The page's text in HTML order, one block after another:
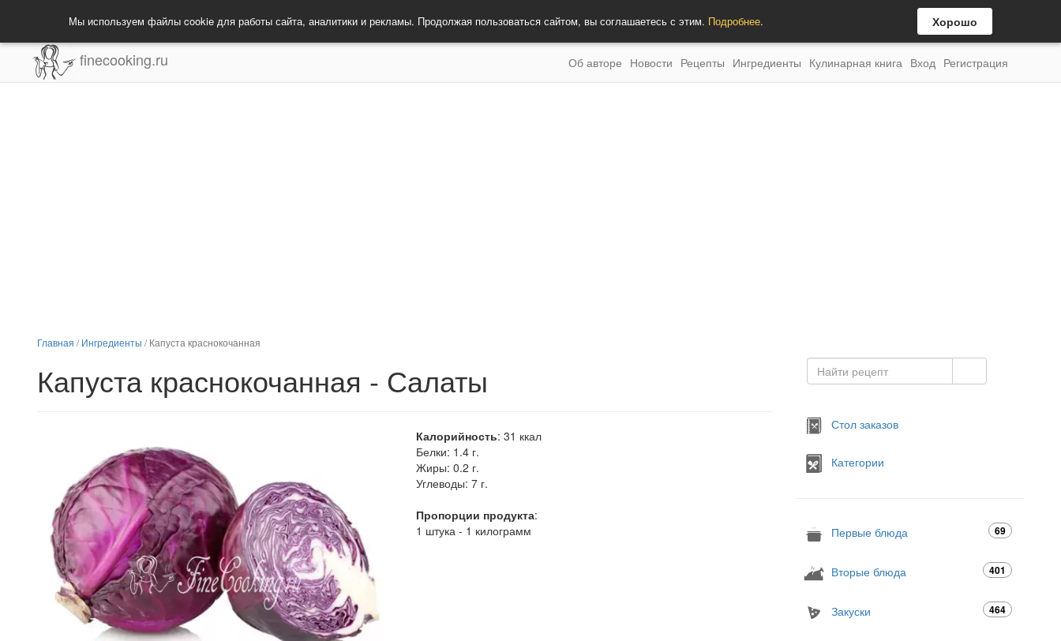
Мы используем файлы cookie для работы сайта, аналитики и рекламы. Продолжая пользоваться сайтом, вы соглашаетесь с этим. Подробнее. Хорошо
finecooking.ru Об авторе Новости Рецепты Ингредиенты Кулинарная книга Вход Регистрация
Главная /Ингредиенты /Капуста краснокочанная
Капуста краснокочанная - Салаты
Калорийность: 31 ккал
Белки: 1.4 г.
Жиры: 0.2 г.
Углеводы: 7 г.
Пропорции продукта:
1 штука - 1 килограмм
Стол заказов
Категории
Первые блюда 69
Вторые блюда 401
Закуски 464